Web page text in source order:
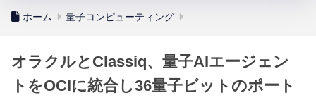
ホーム 量子コンピューティング
オラクルとClassiq、量子AIエージェン
トをOCIに統合し36量子ビットのポート